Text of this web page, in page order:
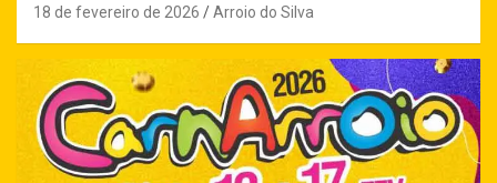
18 de fevereiro de 2026 Arroio do Silva